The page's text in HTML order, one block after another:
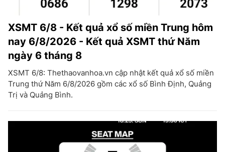
XSMT 6/8 - Kết quả xổ số miền Trung hôm
nay 6/8/2026 - Kết quả XSMT thứ Năm
ngày 6 tháng 8
XSMT 6/8: Thethaovanhoa.vn cập nhật kết quả xổ số miền
Trung thứ Năm 6/8/2026 gồm các xổ số Bình Định, Quảng
Trị và Quảng Bình.